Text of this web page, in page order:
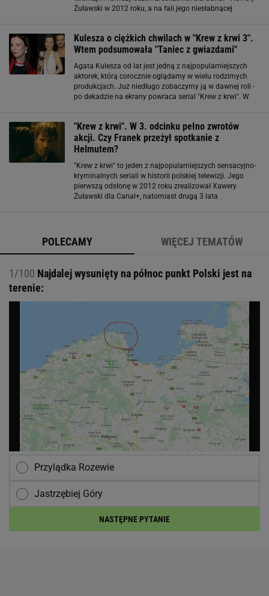
Żuławski w 2012 roku, a na fali jego niesłabnącej
Kulesza o ciężkich chwilach w "Krew z krwi 3".
Wtem podsumowała "Taniec z gwiazdami"
Agata Kulesza od lat jest jedną z najpopularniejszych
aktorek, którą corocznie oglądamy w wielu rodzimych
produkcjach. Już niedługo zobaczymy ją w dawnej roli -
po dekadzie na ekrany powraca serial "Krew z krwi". W
"Krew z krwi". W 3. odcinku pełno zwrotów
akcji. Czy Franek przeżył spotkanie z
Helmutem?
"Krew z krwi" to jeden z najpopularniejszych sensacyjno-
kryminalnych seriali w historii polskiej telewizji. Jego
pierwszą odsłonę w 2012 roku zrealizował Xawery
Żuławski dla Canal+, natomiast drugą 3 lata
POLECAMY WIĘCEJ TEMATÓW
1/100 Najdalej wysunięty na północ punkt Polski jest na
terenie:
Przylądka Rozewie
Jastrzębiej Góry
NASTĘPNE PYTANIE